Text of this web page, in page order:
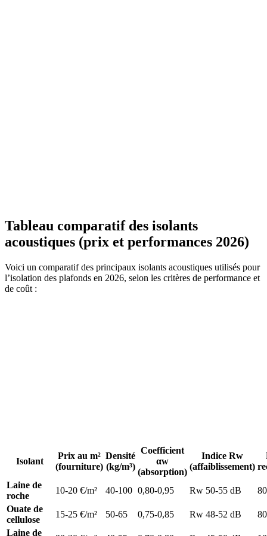
Tableau comparatif des isolants
acoustiques (prix et performances 2026)
Voici un comparatif des principaux isolants acoustiques utilisés pour
l’isolation des plafonds en 2026, selon les critères de performance et
de coût :
Isolant
Prix au m²
(fourniture)
Densité
(kg/m³)
Coefficient
αw
(absorption)
Indice Rw
(affaiblissement)
Laine de
roche
10-20 €/m² 40-100 0,80-0,95 Rw 50-55 dB
Ouate de
cellulose
15-25 €/m² 50-65 0,75-0,85 Rw 48-52 dB
Laine de